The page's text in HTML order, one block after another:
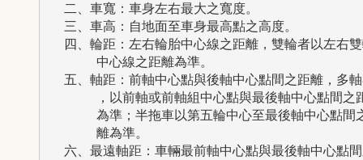
  二、車寬：車身左右最大之寬度。
  三、車高：自地面至車身最高點之高度。
四、輪距：左右輪胎中心線之距離，雙輪者以左右
      中心線之距離為準。
五、軸距：前軸中心點與後軸中心點間之距離，多
，以前軸或前軸組中心點與最後軸中心點間之
為準；半拖車以第五輪中心至最後軸中心點間
      離為準。
六、最遠軸距：車輛最前軸中心點與最後軸中心點